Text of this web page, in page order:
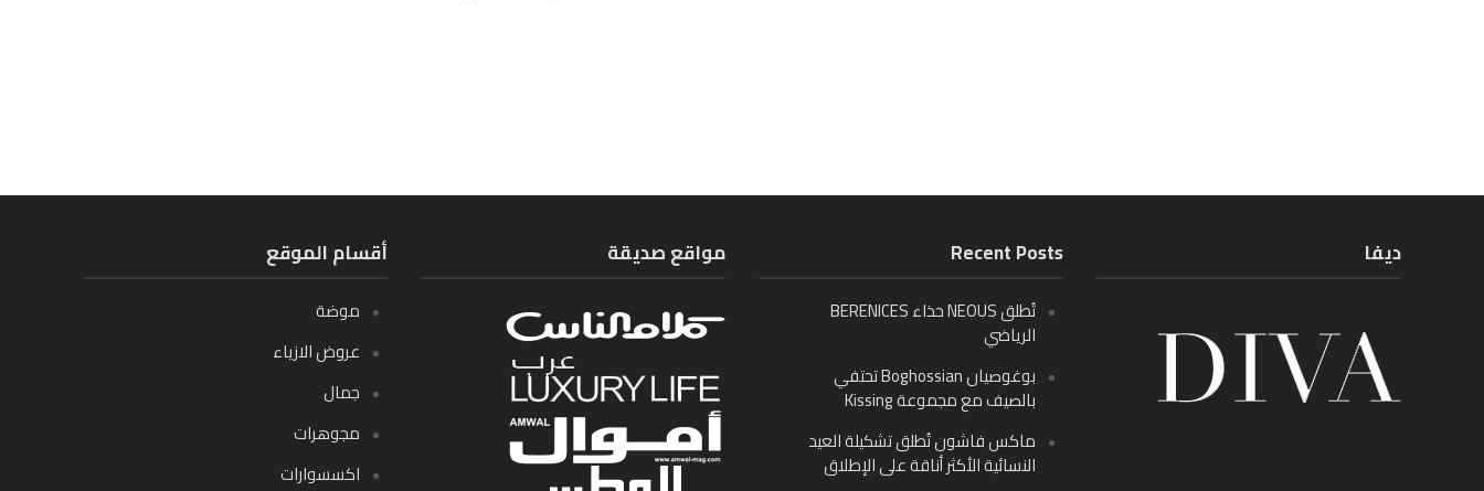
أقسام الموقع
موضة
عروض الازياء
جمال
مجوهرات
اكسسوارات
مواقع صديقة Recent Posts
تُطلق NEOUS حذاء BERENICES
الرياضي
بوغوصيان Boghossian تحتفي
بالصيف مع مجموعة Kissing
ماكس فاشون تُطلق تشكيلة العيد
النسائية الأكثر أناقة على الإطلاق
ديفا